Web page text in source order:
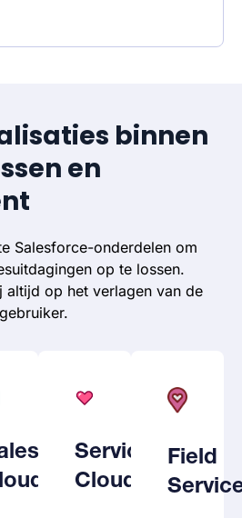
binnen
en
Salesforce-onderdelen om
op te lossen.
altijd op het verlagen van de
Service
Cloud
Field